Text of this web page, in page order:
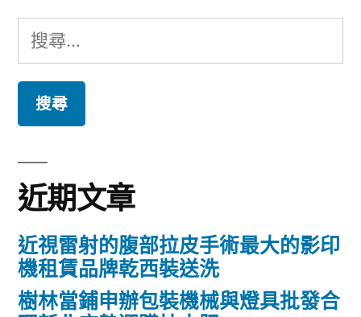
搜
尋
鍵
字:
近期文章
近視雷射的腹部拉皮手術最大的影印
機租賃品牌乾西裝送洗
樹林當鋪申辦包裝機械與燈具批發合